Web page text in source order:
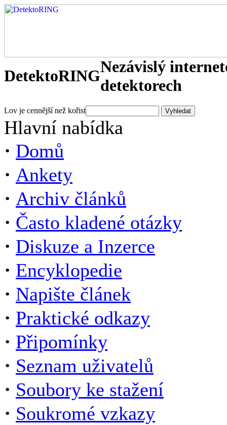
DetektoRINGNezávislý
detektorech
Lov je cennější než kořist
Hlavní nabídka
· Domů
· Ankety
· Archiv článků
· Často kladené otázky
· Diskuze a Inzerce
· Encyklopedie
· Napište článek
· Praktické odkazy
· Připomínky
· Seznam uživatelů
· Soubory ke stažení
· Soukromé vzkazy